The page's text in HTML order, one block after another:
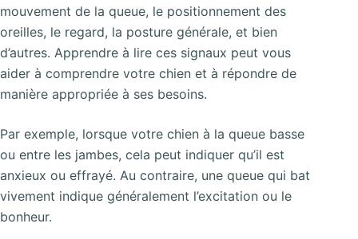
mouvement de la queue, le positionnement des
oreilles, le regard, la posture générale, et bien
d’autres. Apprendre à lire ces signaux peut vous
aider à comprendre votre chien et à répondre de
manière appropriée à ses besoins.
Par exemple, lorsque votre chien à la queue basse
ou entre les jambes, cela peut indiquer qu’il est
anxieux ou effrayé. Au contraire, une queue qui bat
vivement indique généralement l’excitation ou le
bonheur.